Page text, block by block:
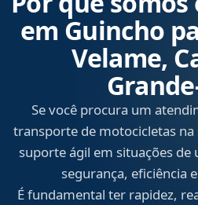
em Guincho
Velame,
Se você procura um
transporte de motocicletas
suporte ágil em situações
segurança, eficiência
É fundamental ter rapidez,